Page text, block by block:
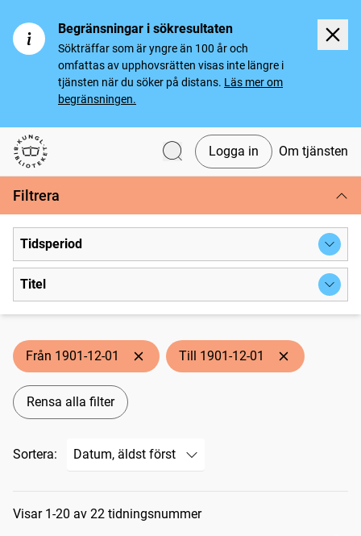
Begränsningar i sökresultaten
Sökträffar som är yngre än 100 år och
omfattas av upphovsrätten visas inte längre i
tjänsten när du söker på distans. Läs mer om
begränsningen.
Svenska tidningar
Logga in Om tjänsten
Filtrera
Tidsperiod
Titel
Från 1901-12-01 Till 1901-12-01
Rensa alla filter
Sortera:
Sökresultat
Visar 1-20 av 22 tidningsnummer